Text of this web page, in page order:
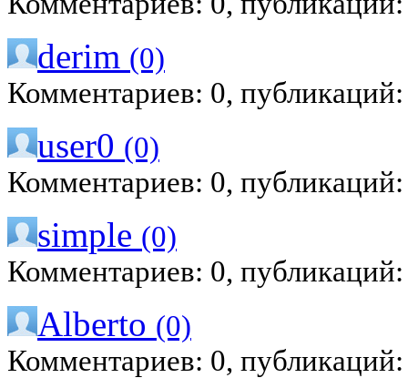
derim (0)
Комментариев: 0,
user0 (0)
Комментариев: 0,
simple (0)
Комментариев: 0,
Alberto (0)
Комментариев: 0,